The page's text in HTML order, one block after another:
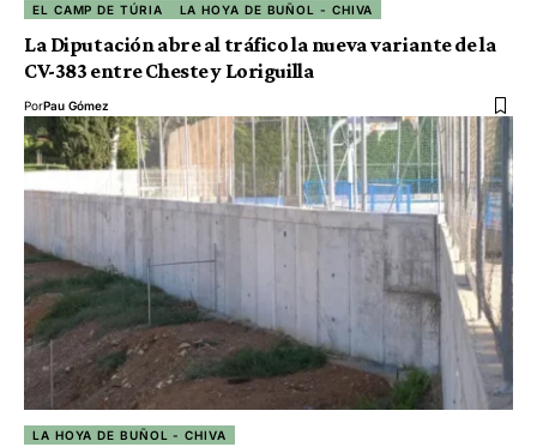
EL CAMP DE TÚRIA LA HOYA DE BUÑOL - CHIVA
La Diputación abre al tráfico la nueva variante de la
CV-383 entre Cheste y Loriguilla
PorPau Gómez
LA HOYA DE BUÑOL - CHIVA